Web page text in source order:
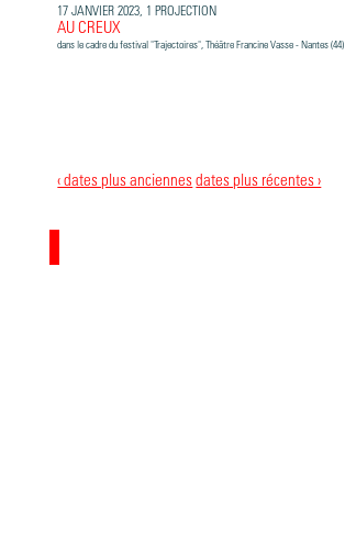
17 JANVIER 2023, 1 PROJECTION
AU CREUX
dans le cadre du festival "Trajectoires", Théâtre Francine Vasse - Nantes (44)
‹ dates plus anciennesdates plus récentes ›